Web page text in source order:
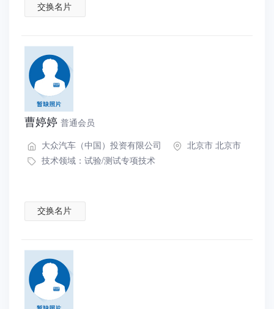
交换名片
曹婷婷 普通会员
大众汽车（中国）投资有限公司
北京市 北京市
技术领域： 试验/测试专项技术
交换名片